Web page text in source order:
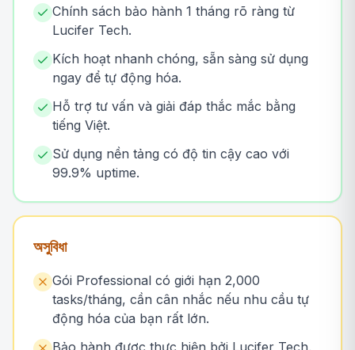
Chính sách bảo hành 1 tháng rõ ràng từ
Lucifer Tech.
Kích hoạt nhanh chóng, sẵn sàng sử dụng
ngay để tự động hóa.
Hỗ trợ tư vấn và giải đáp thắc mắc bằng
tiếng Việt.
Sử dụng nền tảng có độ tin cậy cao với
99.9% uptime.
অসুবিধা
Gói Professional có giới hạn 2,000
tasks/tháng, cần cân nhắc nếu nhu cầu tự
động hóa của bạn rất lớn.
Bảo hành được thực hiện bởi Lucifer Tech,